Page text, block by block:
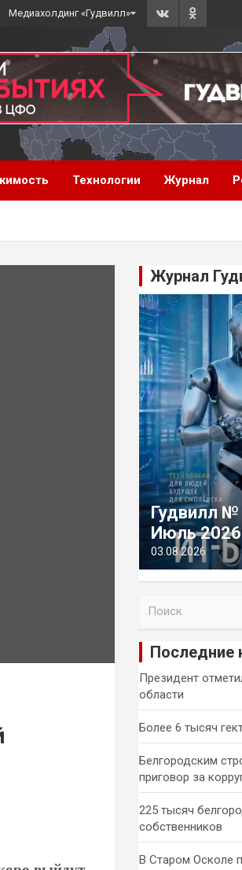
Медиахолдинг «Гудвилл»
Технологии Журнал
Журнал
Гудвилл
Июль 2026
03.08.2026
и
Последние
Президент
области
Более 6 тысяч
Белгородским
приговор за
225 тысяч
собственников
В Старом Осколе